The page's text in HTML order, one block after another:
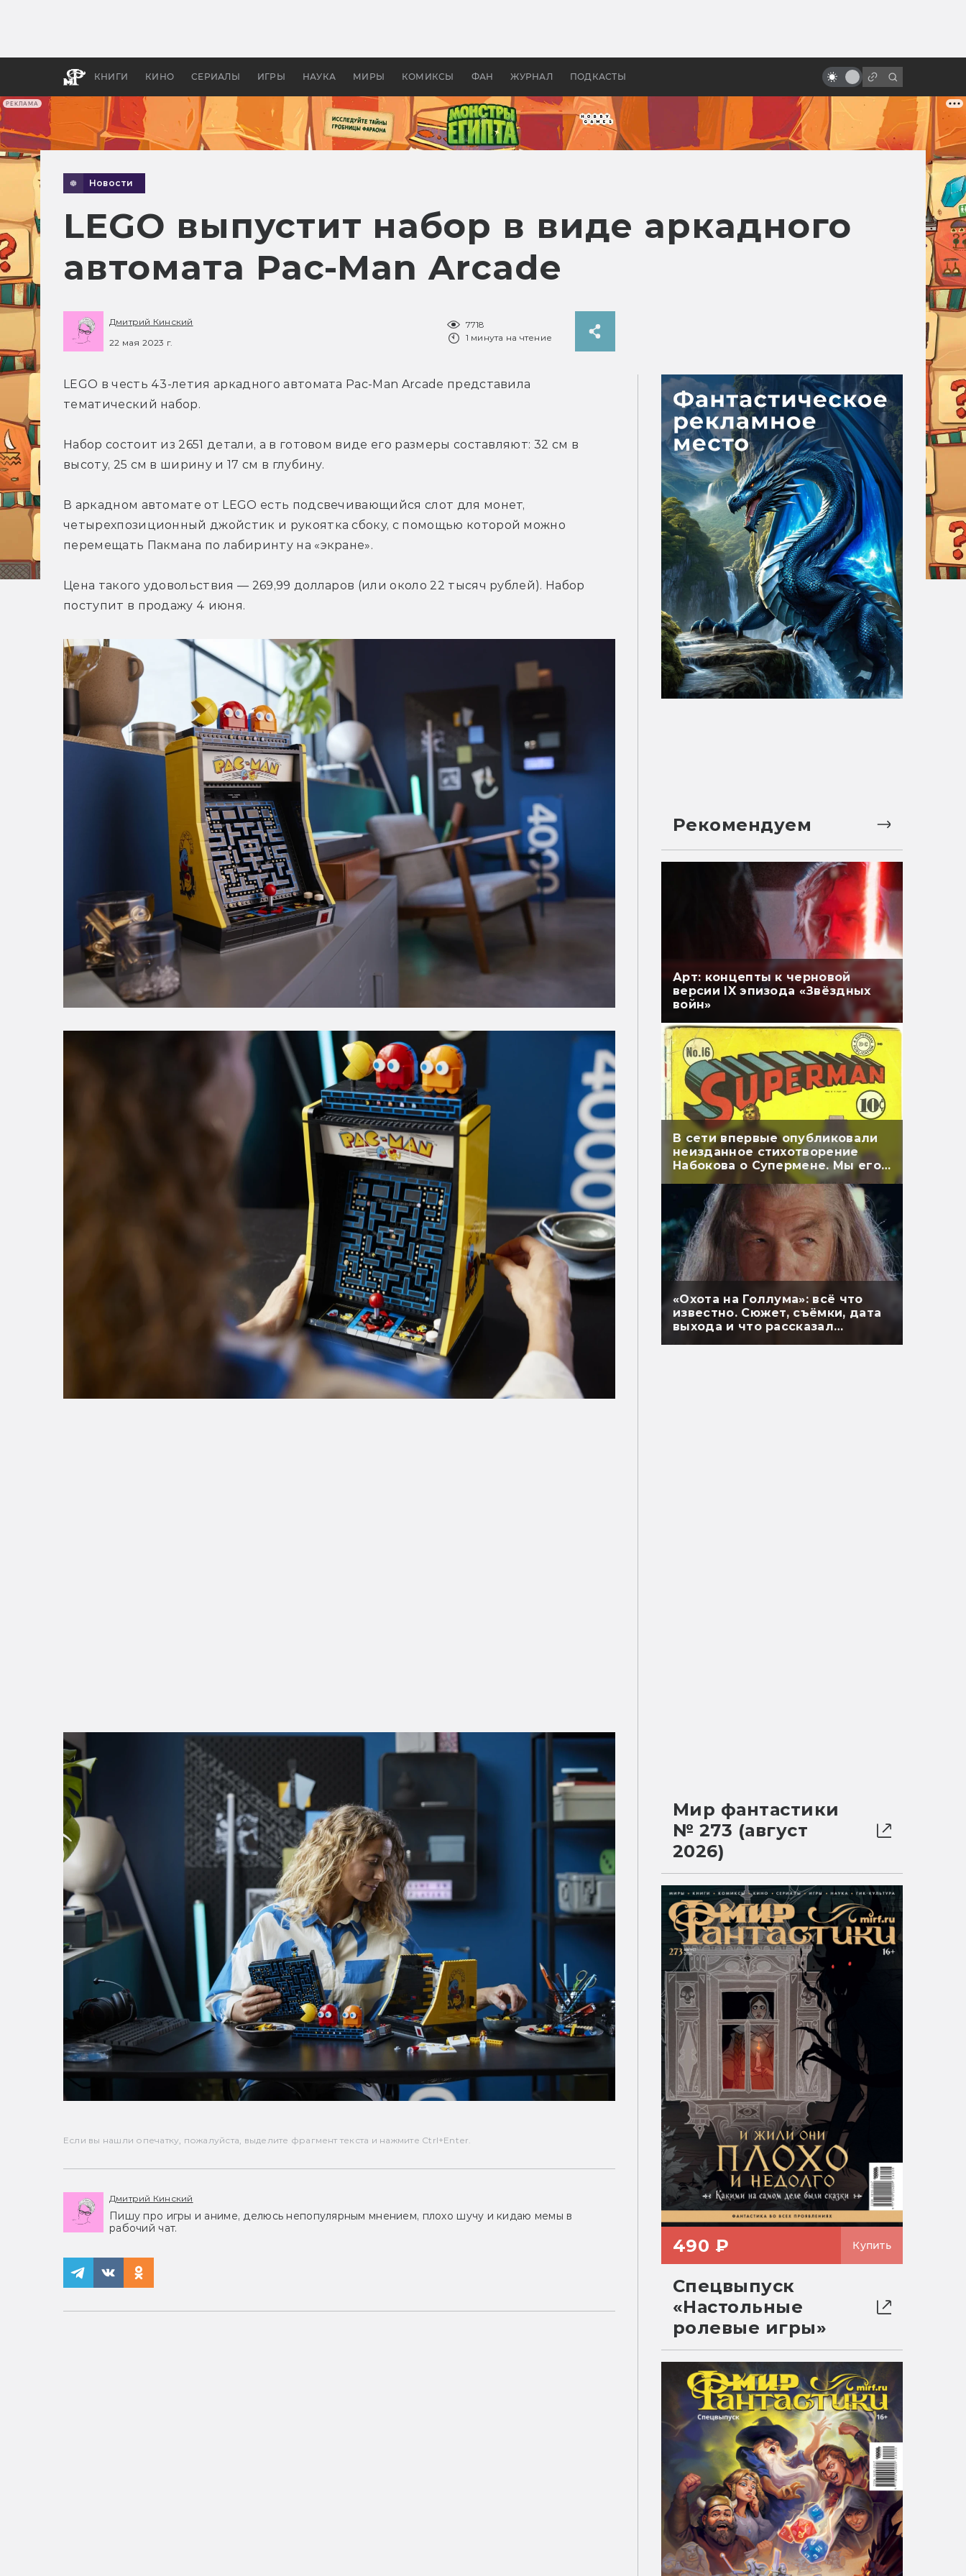
РЕКЛАМА
КНИГИ КИНО СЕРИАЛЫ ИГРЫ НАУКА МИРЫ КОМИКСЫ ФАН ЖУРНАЛ ПОДКАСТЫ
бы «Властелина колец»
Древней Грецией
свою же фантастику
Новости
LEGO выпустит набор в виде аркадного
автомата Pac-Man Arcade
Дмитрий Кинский
22 мая 2023 г.
7718
1 минута на чтение
LEGO в честь 43-летия аркадного автомата Pac-Man Arcade представила
тематический набор.
Набор состоит из 2651 детали, а в готовом виде его размеры составляют: 32 см в
высоту, 25 см в ширину и 17 см в глубину.
В аркадном автомате от LEGO есть подсвечивающийся слот для монет,
четырехпозиционный джойстик и рукоятка сбоку, с помощью которой можно
перемещать Пакмана по лабиринту на «экране».
Цена такого удовольствия — 269,99 долларов (или около 22 тысяч рублей). Набор
поступит в продажу 4 июня.
Если вы нашли опечатку, пожалуйста, выделите фрагмент текста и нажмите Ctrl+Enter.
Дмитрий Кинский
Пишу про игры и аниме, делюсь непопулярным мнением, плохо шучу и кидаю мемы в
рабочий чат.
Рекомендуем
Арт: концепты к черновой
версии IX эпизода «Звёздных
войн»
В сети впервые опубликовали
неизданное стихотворение
Набокова о Супермене. Мы его
перевели
«Охота на Голлума»: всё что
известно. Сюжет, съёмки, дата
выхода и что рассказал
Мир фантастики
№ 273 (август
2026)
490 ₽ Купить
Спецвыпуск
«Настольные
ролевые игры»